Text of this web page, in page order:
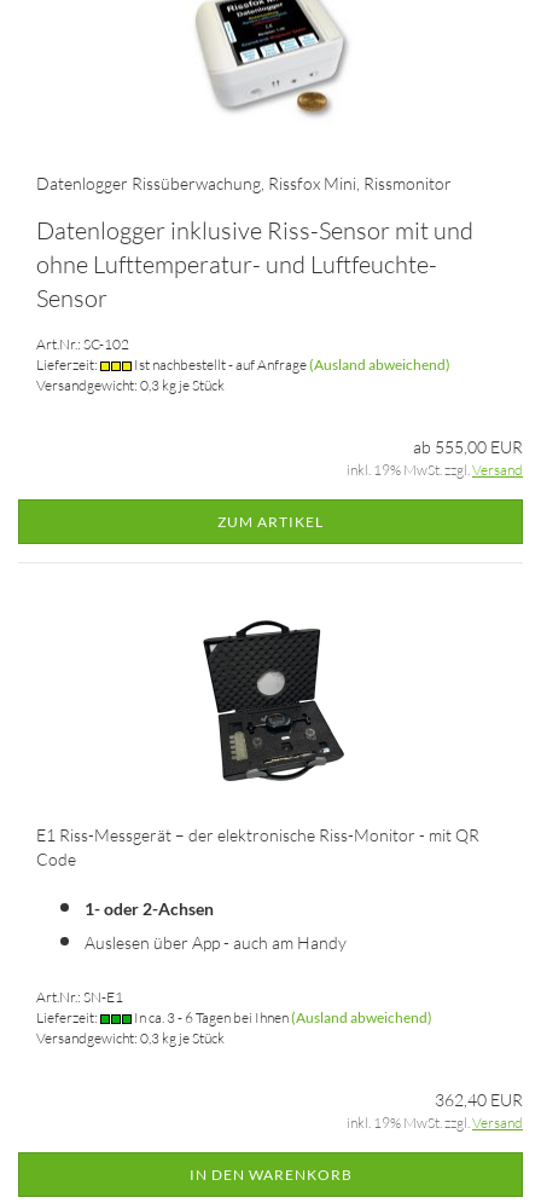
Datenlogger Rissüberwachung, Rissfox Mini, Rissmonitor
Datenlogger inklusive Riss-Sensor mit und
ohne Lufttemperatur- und Luftfeuchte-
Sensor
Art.Nr.: SC-102
Lieferzeit:
Ist nachbestellt - auf Anfrage(Ausland abweichend)
Versandgewicht: 0,3 kg je Stück
ab 555,00 EUR
inkl. 19% MwSt. zzgl. Versand
ZUM ARTIKEL
E1 Riss-Messgerät – der elektronische Riss-Monitor - mit QR
Code
1- oder 2-Achsen
Auslesen über App - auch am Handy
Art.Nr.: SN-E1
Lieferzeit:
In ca. 3 - 6 Tagen bei Ihnen(Ausland abweichend)
Versandgewicht: 0,3 kg je Stück
362,40 EUR
inkl. 19% MwSt. zzgl. Versand
IN DEN WARENKORB